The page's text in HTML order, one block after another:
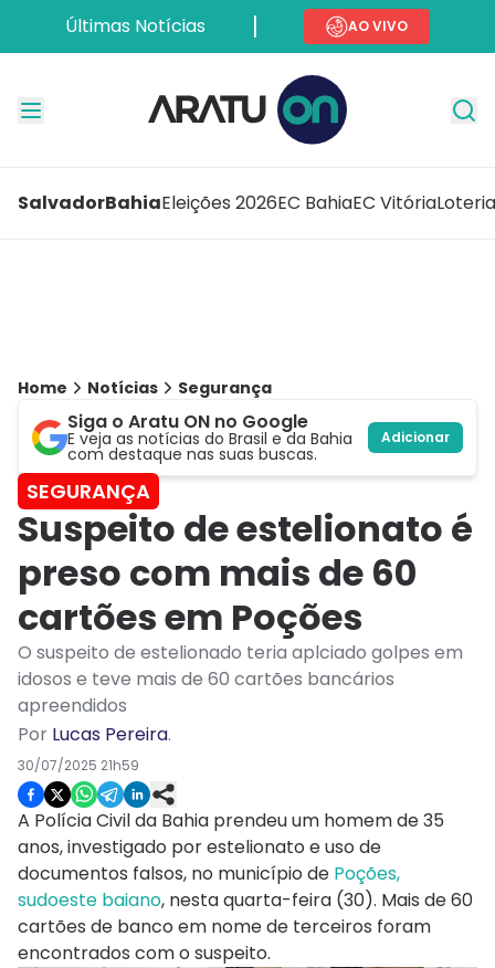
Últimas Notícias AO VIVO
SalvadorBahiaEleições 2026EC BahiaEC Vitória
Home Notícias Segurança
Siga o Aratu ON no Google
E veja as notícias do Brasil e da Bahia
com destaque nas suas buscas.
Adicionar
SEGURANÇA
Suspeito de estelionato é
preso com mais de 60
cartões em Poções
O suspeito de estelionado teria aplciado golpes em
idosos e teve mais de 60 cartões bancários
apreendidos
Por Lucas Pereira.
30/07/2025 21h59
A Polícia Civil da Bahia prendeu um homem de 35
anos, investigado por estelionato e uso de
documentos falsos, no município de Poções,
sudoeste baiano, nesta quarta-feira (30). Mais de 60
cartões de banco em nome de terceiros foram
encontrados com o suspeito.